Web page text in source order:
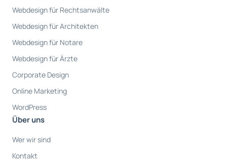
Webdesign für Rechtsanwälte
Webdesign für Architekten
Webdesign für Notare
Webdesign für Ärzte
Corporate Design
Online Marketing
WordPress
Über uns
Wer wir sind
Kontakt